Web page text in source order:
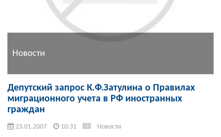
Новости
Депутский запрос К.Ф.Затулина о Правилах
миграционного учета в РФ иностранных
граждан
23.01.2007 10:31 Новости